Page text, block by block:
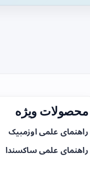
محصولات ویژه
راهنمای علمی اوزمپیک
راهنمای علمی ساکسندا